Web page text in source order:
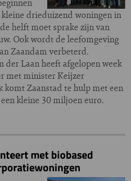
drieduizend woningen in
helft moet sprake zijn van
Ook wordt de leefomgeving
Zaandam verbeterd.
der Laan heeft afgelopen week
met minister Keijzer
komt Zaanstad te hulp met een
kleine 30 miljoen euro.
met biobased